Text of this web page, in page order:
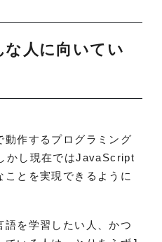
人に向いてい
動作するプログラミング
かし現在ではJavaScript
とを実現できるように
語を学習したい人、かつ